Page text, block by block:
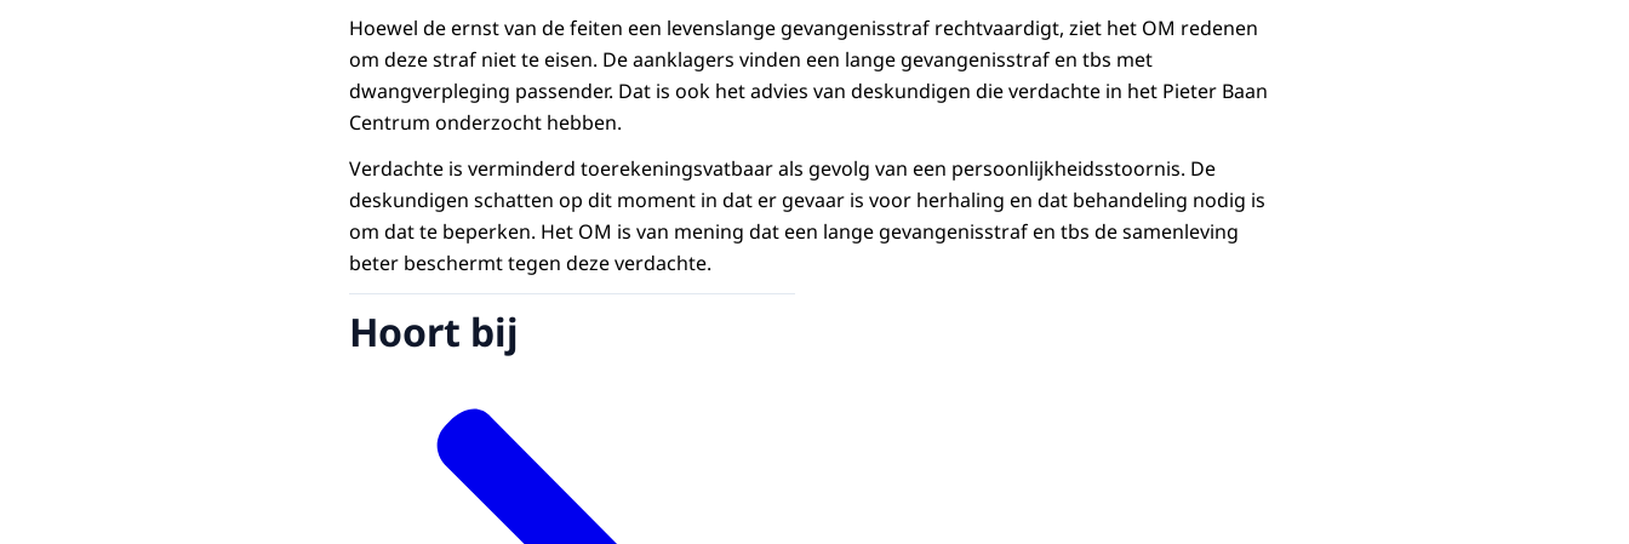
Hoewel de ernst van de feiten een levenslange gevangenisstraf rechtvaardigt, ziet het OM redenen
om deze straf niet te eisen. De aanklagers vinden een lange gevangenisstraf en tbs met
dwangverpleging passender. Dat is ook het advies van deskundigen die verdachte in het Pieter Baan
Centrum onderzocht hebben.
Verdachte is verminderd toerekeningsvatbaar als gevolg van een persoonlijkheidsstoornis. De
deskundigen schatten op dit moment in dat er gevaar is voor herhaling en dat behandeling nodig is
om dat te beperken. Het OM is van mening dat een lange gevangenisstraf en tbs de samenleving
beter beschermt tegen deze verdachte.
Hoort bij